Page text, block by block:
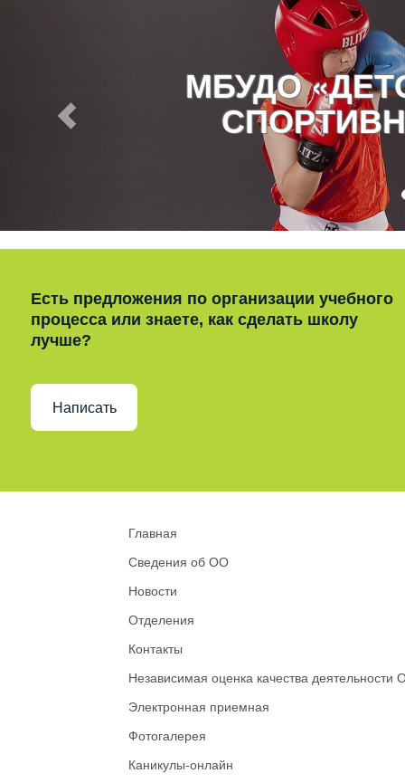
МБУДО
Есть предложения по организации учебного
процесса или знаете, как сделать школу
лучше?
Написать
Главная
Сведения об ОО
Новости
Отделения
Контакты
Независимая оценка качества деятельности
Электронная приемная
Фотогалерея
Каникулы-онлайн